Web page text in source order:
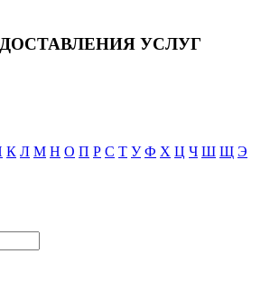
УСЛУГ
К Л М Н О П Р С Т У Ф Х Ц Ч Ш Щ Э